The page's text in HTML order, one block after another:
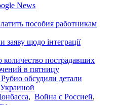
News
пособия работникам
щодо інтеграції
пострадавших
в пятницу
обсудили детали
, Война с Россией,